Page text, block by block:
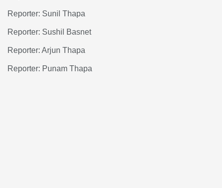
Reporter: Sunil Thapa
Reporter: Sushil Basnet
Reporter: Arjun Thapa
Reporter: Punam Thapa